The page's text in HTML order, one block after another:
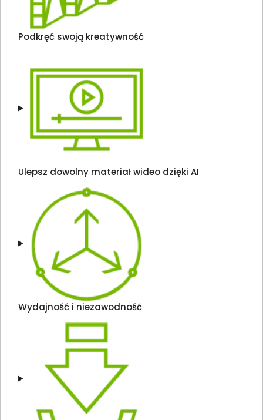
Podkręć swoją kreatywność
Ulepsz dowolny materiał wideo dzięki AI
Wydajność i niezawodność